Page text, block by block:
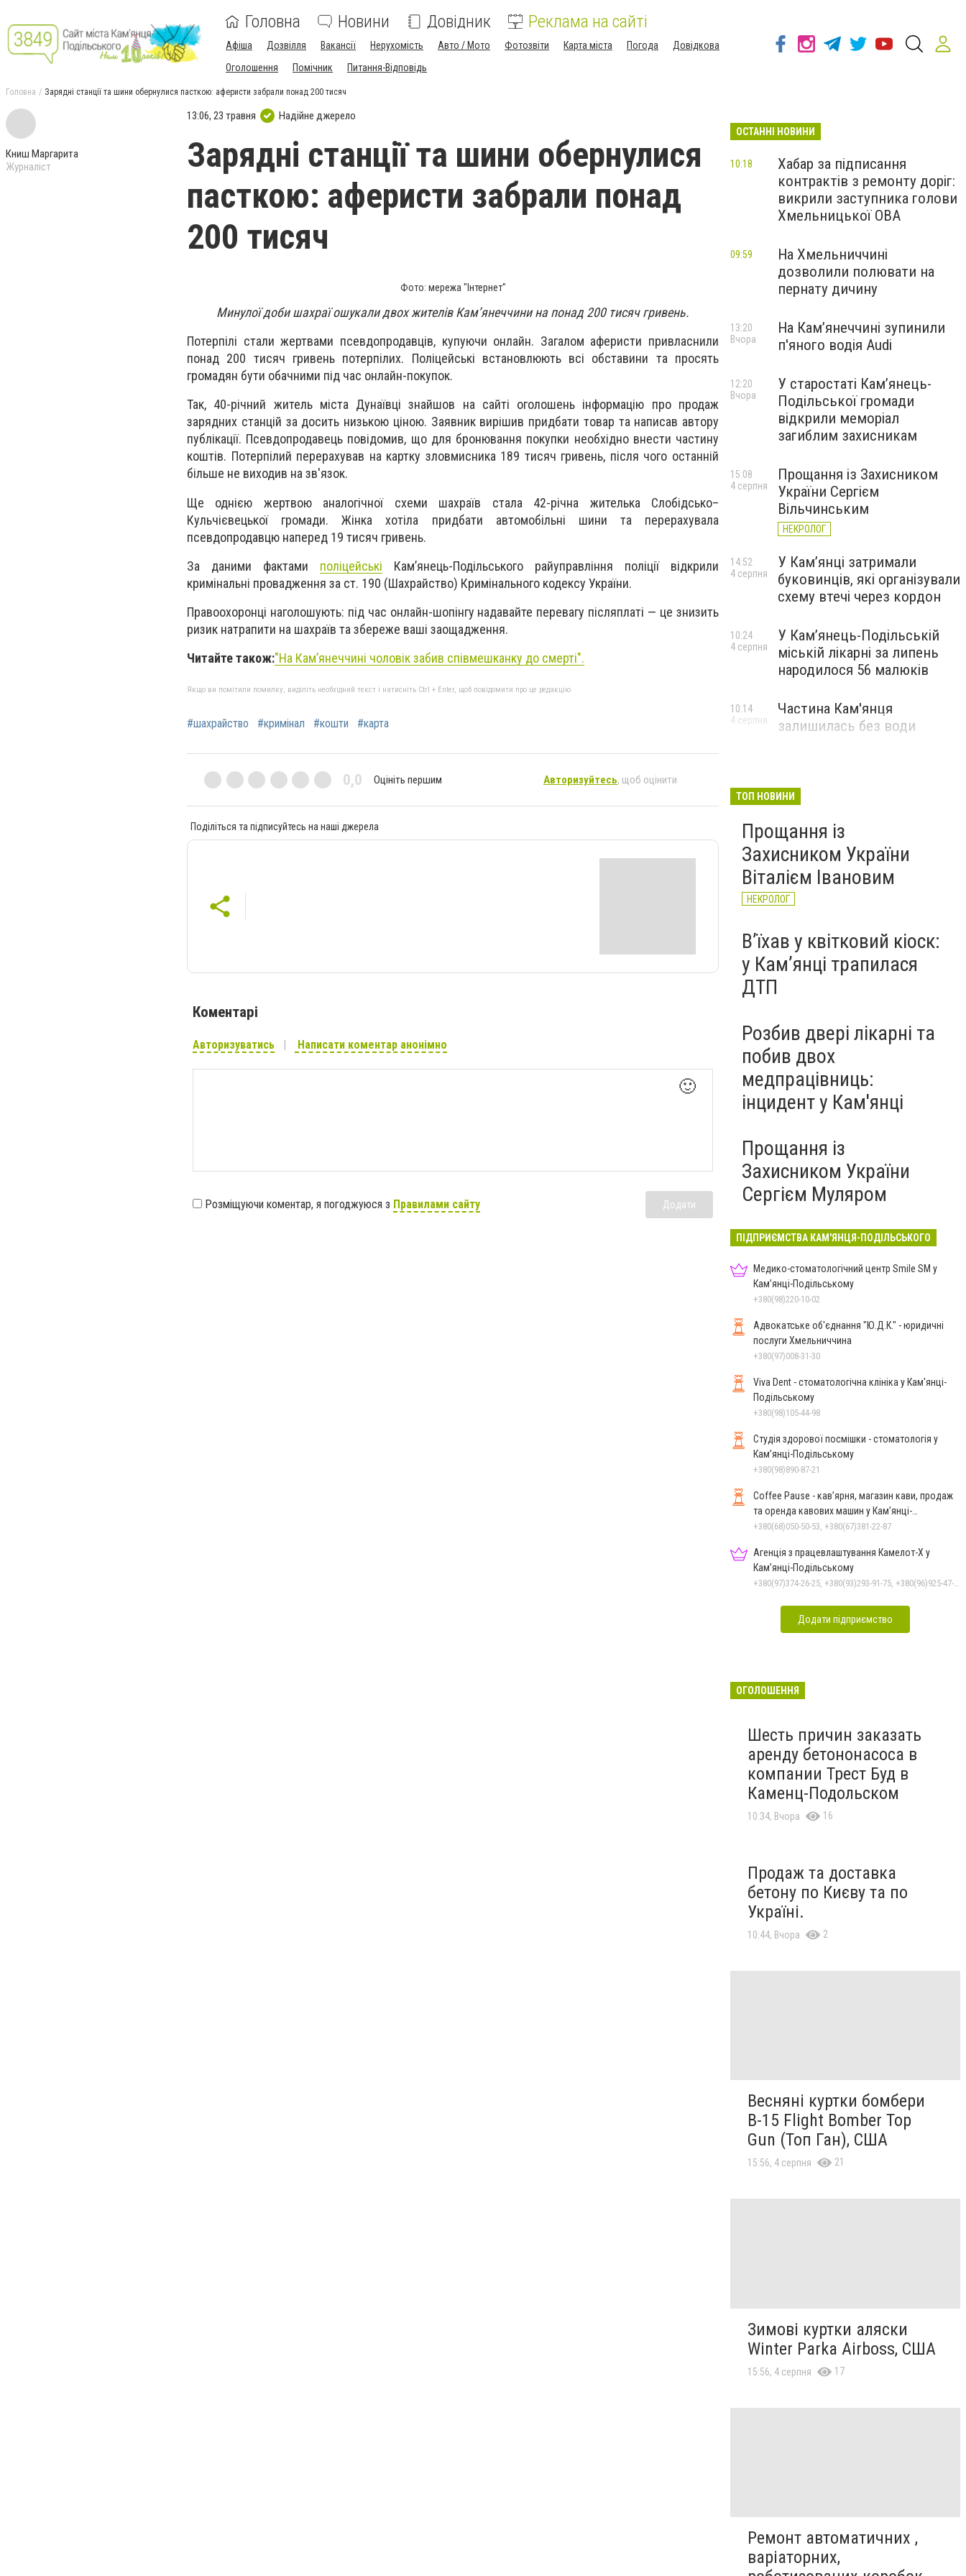
Головна Новини Довідник Реклама на сайті
Афіша Дозвілля Вакансії Нерухомість Авто / Мото Фотозвіти Карта міста Погода
Довідкова
Оголошення
Помічник Питання-Відповідь
Головна Зарядні станції та шини обернулися пасткою: аферисти забрали понад 200 тисяч
Книш Маргарита
Журналіст
13:06, 23 травня Надійне джерело
Зарядні станції та шини обернулися
пасткою: аферисти забрали понад
200 тисяч
Фото: мережа "Інтернет"
Минулої доби шахраї ошукали двох жителів Камʼянеччини на понад 200 тисяч гривень.
Потерпілі стали жертвами псевдопродавців, купуючи онлайн. Загалом аферисти привласнили
понад 200 тисяч гривень потерпілих. Поліцейські встановлюють всі обставини та просять
громадян бути обачними під час онлайн-покупок.
Так, 40-річний житель міста Дунаївці знайшов на сайті оголошень інформацію про продаж
зарядних станцій за досить низькою ціною. Заявник вирішив придбати товар та написав автору
публікації. Псевдопродавець повідомив, що для бронювання покупки необхідно внести частину
коштів. Потерпілий перерахував на картку зловмисника 189 тисяч гривень, після чого останній
більше не виходив на зв'язок.
Ще однією жертвою аналогічної схеми шахраїв стала 42-річна жителька Слобідсько–
Кульчієвецької громади. Жінка хотіла придбати автомобільні шини та перерахувала
псевдопродавцю наперед 19 тисяч гривень.
За даними фактами поліцейські Кам’янець-Подільського райуправління поліції відкрили
кримінальні провадження за ст. 190 (Шахрайство) Кримінального кодексу України.
Правоохоронці наголошують: під час онлайн-шопінгу надавайте перевагу післяплаті — це знизить
ризик натрапити на шахраїв та збереже ваші заощадження.
Читайте також:"На Кам’янеччині чоловік забив співмешканку до смерті".
Якщо ви помітили помилку, виділіть необхідний текст і натисніть Ctrl + Enter, щоб повідомити про це редакцію
#шахрайство #кримінал #кошти #карта
0,0 Оцініть першим Авторизуйтесь, щоб оцінити
Поділіться та підписуйтесь на наші джерела
Коментарі
Авторизуватись Написати коментар анонімно
🙂
Розміщуючи коментар, я погоджуюся з Правилами сайту Додати
ОСТАННІ НОВИНИ
Хабар за підписання
контрактів з ремонту доріг:
викрили заступника голови
Хмельницької ОВА
10:18
На Хмельниччині
дозволили полювати на
пернату дичину
09:59
На Камʼянеччині зупинили
п'яного водія Audi
13:20
Вчора
У старостаті Кам’янець-
Подільської громади
відкрили меморіал
загиблим захисникам
12:20
Вчора
Прощання із Захисником
України Сергієм
Вільчинським
НЕКРОЛОГ
15:08
4 серпня
У Кам’янці затримали
буковинців, які організували
схему втечі через кордон
14:52
4 серпня
У Кам’янець-Подільській
міській лікарні за липень
народилося 56 малюків
10:24
4 серпня
Частина Кам'янця
залишилась без води
10:14
4 серпня
ТОП НОВИНИ
Прощання із
Захисником України
Віталієм Івановим
НЕКРОЛОГ
Вʼїхав у квітковий кіоск:
у Камʼянці трапилася
ДТП
Розбив двері лікарні та
побив двох
медпрацівниць:
інцидент у Кам'янці
Прощання із
Захисником України
Сергієм Муляром
ПІДПРИЄМСТВА КАМ'ЯНЦЯ-ПОДІЛЬСЬКОГО
Медико-стоматологічний центр Smile SM у
Кам’янці-Подільському
+380(98)220-10-02
Адвокатське об'єднання "Ю.Д.К." - юридичні
послуги Хмельниччина
+380(97)008-31-30
Viva Dent - стоматологічна клініка у Кам'янці-
Подільському
+380(98)105-44-98
Студія здорової посмішки - стоматологія у
Кам’янці-Подільському
+380(98)890-87-21
Coffee Pause - кав’ярня, магазин кави, продаж
та оренда кавових машин у Кам’янці-
Подільському
+380(68)050-50-53, +380(67)381-22-87
Агенція з працевлаштування Камелот-Х у
Кам’янці-Подільському
+380(97)374-26-25, +380(93)293-91-75, +380(96)925-47-71, +380(73)327-54-83
Додати підприємство
ОГОЛОШЕННЯ
Шесть причин заказать
аренду бетононасоса в
компании Трест Буд в
Каменц-Подольском
10:34, Вчора 16
Продаж та доставка
бетону по Києву та по
Україні.
10:44, Вчора 2
Весняні куртки бомбери
B-15 Flight Bomber Top
Gun (Топ Ган), США
15:56, 4 серпня 21
Зимові куртки аляски
Winter Parka Airboss, США
15:56, 4 серпня 17
Ремонт автоматичних ,
варіаторних,